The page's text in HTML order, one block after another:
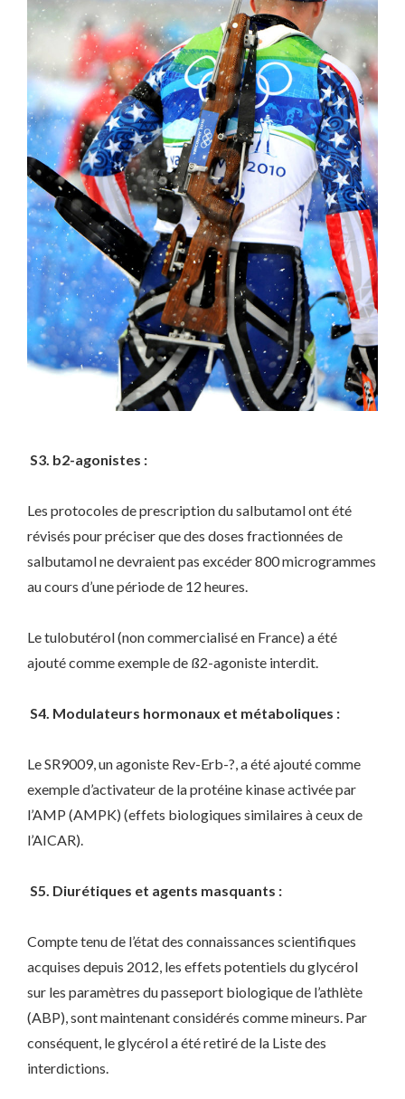
S3. b2-agonistes :
Les protocoles de prescription du salbutamol ont été
révisés pour préciser que des doses fractionnées de
salbutamol ne devraient pas excéder 800 microgrammes
au cours d’une période de 12 heures.
Le tulobutérol (non commercialisé en France) a été
ajouté comme exemple de ß2-agoniste interdit.
S4. Modulateurs hormonaux et métaboliques :
Le SR9009, un agoniste Rev-Erb-?, a été ajouté comme
exemple d’activateur de la protéine kinase activée par
l’AMP (AMPK) (effets biologiques similaires à ceux de
l’AICAR).
S5. Diurétiques et agents masquants :
Compte tenu de l’état des connaissances scientifiques
acquises depuis 2012, les effets potentiels du glycérol
sur les paramètres du passeport biologique de l’athlète
(ABP), sont maintenant considérés comme mineurs. Par
conséquent, le glycérol a été retiré de la Liste des
interdictions.